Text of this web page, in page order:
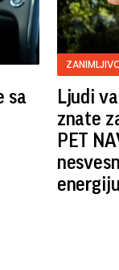
sa
Ljudi
znate
PET
energiju